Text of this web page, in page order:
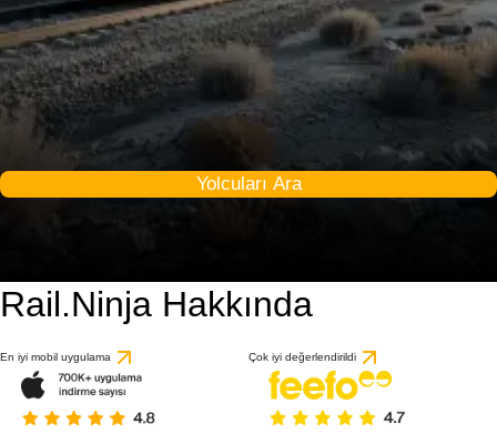
Yolcuları Ara
Rail.Ninja Hakkında
En iyi mobil uygulama Çok iyi değerlendirildi